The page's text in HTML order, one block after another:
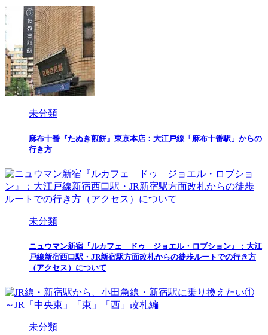
未分類
麻布十番『たぬき煎餅』東京本店：大江戸線「麻布十番駅」からの
行き方
未分類
ニュウマン新宿『ルカフェ ドゥ ジョエル・ロブション』：大江
戸線新宿西口駅・JR新宿駅方面改札からの徒歩ルートでの行き方
（アクセス）について
未分類